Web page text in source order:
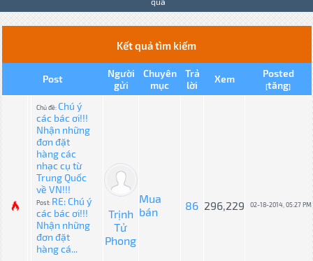
Kết quả tìm kiếm
Post
Người
gửi
Chuyên
mục
Trả
lời
Xem Posted
[tăng]
Chủ đề:Chú ý
các bác ơi!!!
Nhận những
đơn đặt
hàng các
nhạc cụ từ
Trung Quốc
về VN!!!
Post: RE: Chú ý
các bác ơi!!!
Nhận những
đơn đặt
hàng cá...
Trịnh
Tử
Phong
Mua
bán
86 296,229 02-18-2014, 05:27 PM